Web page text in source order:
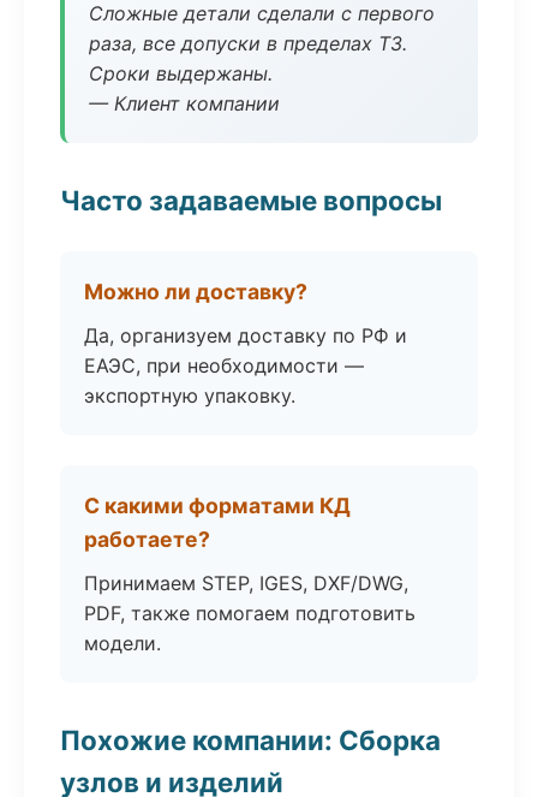
Сложные детали сделали с первого
раза, все допуски в пределах ТЗ.
Сроки выдержаны.
— Клиент компании
Часто задаваемые вопросы
Можно ли доставку?
Да, организуем доставку по РФ и
ЕАЭС, при необходимости —
экспортную упаковку.
С какими форматами КД
работаете?
Принимаем STEP, IGES, DXF/DWG,
PDF, также помогаем подготовить
модели.
Похожие компании: Сборка
узлов и изделий